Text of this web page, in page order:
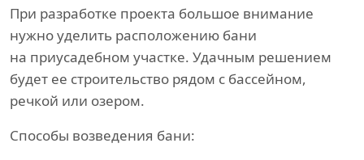
При разработке проекта большое внимание
нужно уделить расположению бани
на приусадебном участке. Удачным решением
будет ее строительство рядом с бассейном,
речкой или озером.
Способы возведения бани: